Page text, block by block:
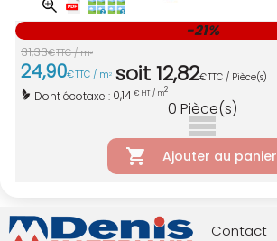
31,33€TTC / m2
24,90€TTC / m2 soit12,82€TTC / Pièce(s)
Dont écotaxe : 0,14€ HT / m2
-21%
0 Pièce(s)
Ajouter au panier
Contact